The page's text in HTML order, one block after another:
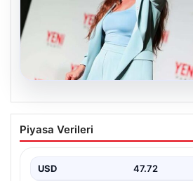
Yeni Parti Manisa İl
Özalper Rüşvet
Manisa’da devam eden rüşvet
Piyasa Verileri
USD 47.72